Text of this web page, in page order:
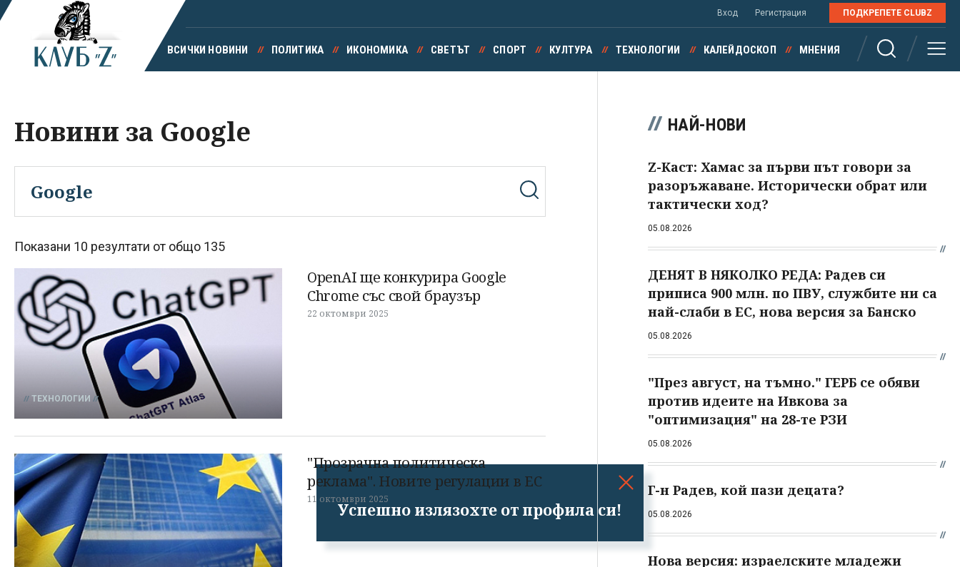
Успешно излязохте от профила си!
Вход Регистрация ПОДКРЕПЕТЕ CLUBZ
ВСИЧКИ НОВИНИ ПОЛИТИКА ИКОНОМИКА СВЕТЪТ СПОРТ КУЛТУРА ТЕХНОЛОГИИ КАЛЕЙДОСКОП МНЕНИЯ
Новини за Google
Показани 10 резултати от общо 135
ТЕХНОЛОГИИ
OpenAI ще конкурира Google
Chrome със свой браузър
22 октомври 2025
"Прозрачна политическа
реклама". Новите регулации в ЕС
11 октомври 2025
НАЙ-НОВИ
Z-Каст: Хамас за първи път говори за
разоръжаване. Исторически обрат или
тактически ход?
05.08.2026
ДЕНЯТ В НЯКОЛКО РЕДА: Радев си
приписа 900 млн. по ПВУ, службите ни са
най-слаби в ЕС, нова версия за Банско
05.08.2026
"През август, на тъмно." ГЕРБ се обяви
против идеите на Ивкова за
"оптимизация" на 28-те РЗИ
05.08.2026
Г-н Радев, кой пази децата?
05.08.2026
Нова версия: израелските младежи